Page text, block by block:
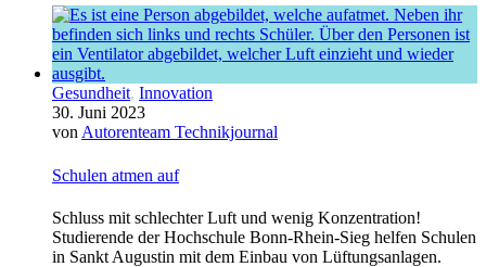
Gesundheit, Innovation
30. Juni 2023
von Autorenteam Technikjournal
Schulen atmen auf
Schluss mit schlechter Luft und wenig Konzentration!
Studierende der Hochschule Bonn-Rhein-Sieg helfen Schulen
in Sankt Augustin mit dem Einbau von Lüftungsanlagen.